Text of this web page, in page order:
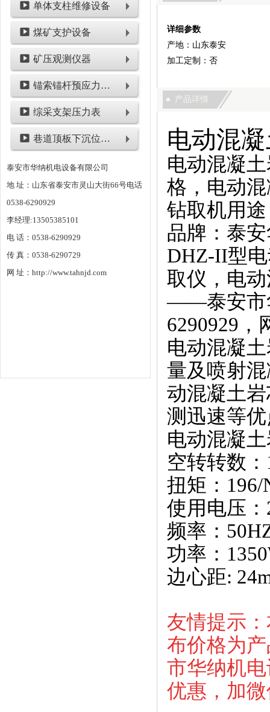
单体支柱维修设备
煤矿支护设备
矿压观测仪器
锚索锚杆预应力检测设备
综采支架压力表
巷道顶板下沉位移类仪表
泰安市华纳机电设备有限公司
地 址：山东省泰安市灵山大街66号电话
0538-6290929
李经理:13505385101
电 话：0538-6290929
传 真：0538-6290729
网 址：http://www.tahnjd.com
详细参数
产地：山东泰安
加工定制：否
产品详情
电动混
电动混凝
格，电动
钻取机用途
品牌：泰
DHZ-II型
取仪，电
——泰安市
6290929，
电动混凝
量及喷射
动混凝土
测迅速等
电动混凝
空转转数
扭矩：196/
使用电压
频率：
功率：
边心距:
友情提示
布价格为
市华纳机
优惠，加